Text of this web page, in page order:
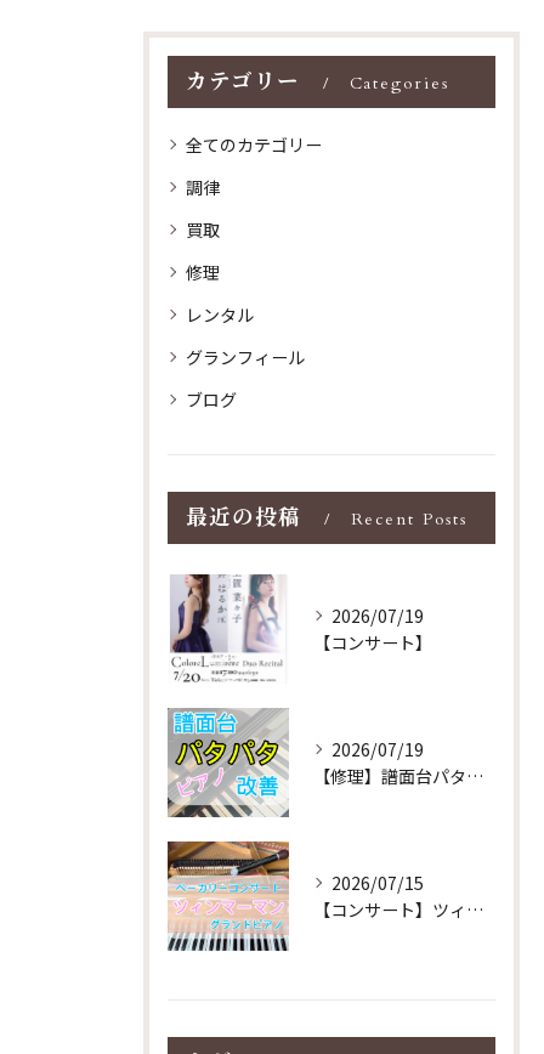
カテゴリー Categories
全てのカテゴリー
調律
買取
修理
レンタル
グランフィール
ブログ
最近の投稿 Recent Posts
2026/07/19
【コンサート】
2026/07/19
【修理】譜面台パタパタを改善！ストレス解消！
2026/07/15
【コンサート】ツィンマーマンのグランドピアノ♪木目猫足グラン...